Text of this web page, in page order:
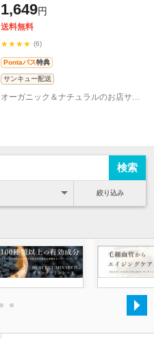
使用 防腐剤不使用 着色料不使用
1,649円
送料無料
★★★★ (6)
Pontaパス特典
サンキュー配送
オーガニック＆ナチュラルのお店サンタローサ
絞り込み